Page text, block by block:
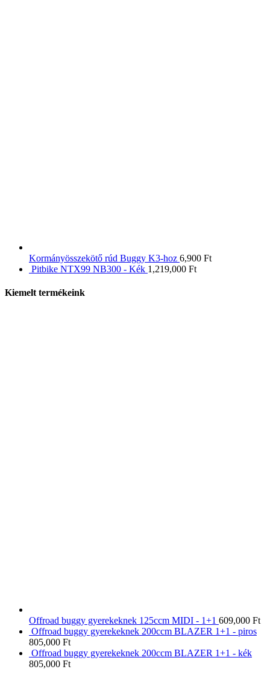
Kormányösszekötő rúd Buggy K3-hoz 6,900 Ft
Pitbike NTX99 NB300 - Kék 1,219,000 Ft
Kiemelt termékeink
Offroad buggy gyerekeknek 125ccm MIDI - 1+1 609,000 Ft
Offroad buggy gyerekeknek 200ccm BLAZER 1+1 - piros
805,000 Ft
Offroad buggy gyerekeknek 200ccm BLAZER 1+1 - kék
805,000 Ft